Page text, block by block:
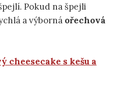
Pokud na špejli
a výborná ořechová
cheesecake s kešu a